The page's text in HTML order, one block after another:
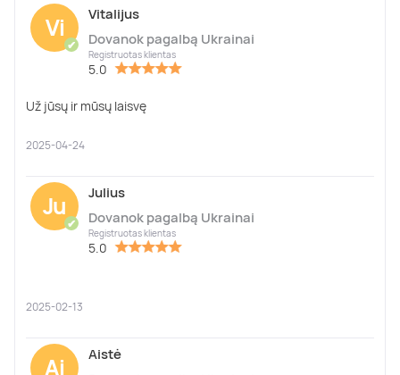
Vi
✔
Vitalijus
Dovanok pagalbą Ukrainai
Registruotas klientas
5.0
Už jūsų ir mūsų laisvę
2025-04-24
Ju
✔
Julius
Dovanok pagalbą Ukrainai
Registruotas klientas
5.0
2025-02-13
Ai
Aistė